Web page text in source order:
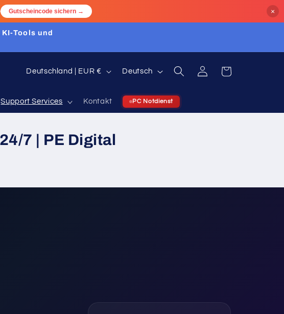
Gutscheincode sichern → ×
Tools und
Support Services Kontakt PC Notdienst
L
n
/
g
Deutschland | EUR €
SDeutsch EinloggenWarenkorb
7 | PE Digital